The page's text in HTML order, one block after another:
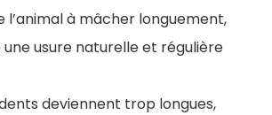
l’animal à mâcher longuement,
usure naturelle et régulière
deviennent trop longues,